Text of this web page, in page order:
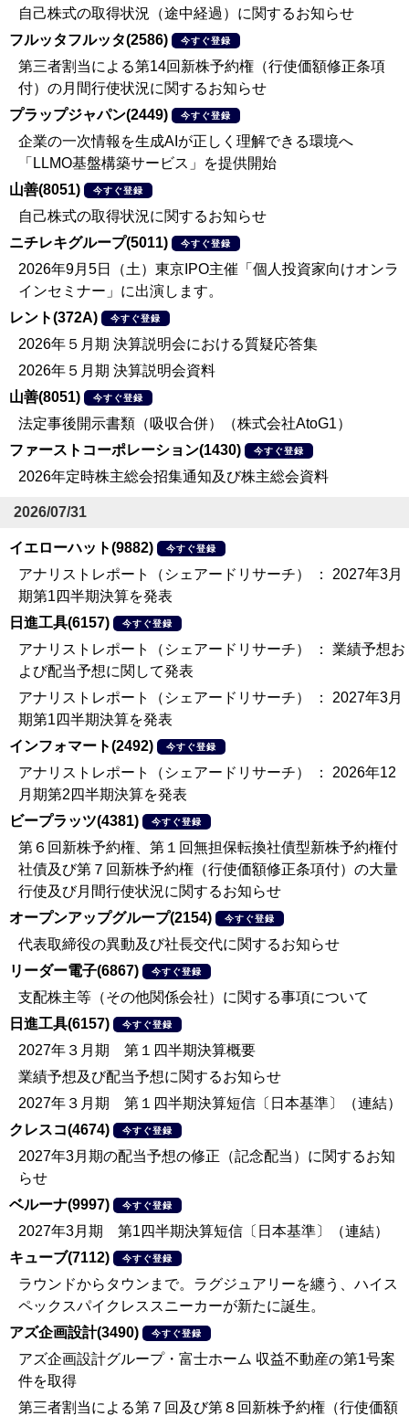
自己株式の取得状況（途中経過）に関するお知らせ
フルッタフルッタ(2586)
今すぐ登録
第三者割当による第14回新株予約権（行使価額修正条項
付）の月間行使状況に関するお知らせ
プラップジャパン(2449)
今すぐ登録
企業の一次情報を生成AIが正しく理解できる環境へ
「LLMO基盤構築サービス」を提供開始
山善(8051)
今すぐ登録
自己株式の取得状況に関するお知らせ
ニチレキグループ(5011)
今すぐ登録
2026年9月5日（土）東京IPO主催「個人投資家向けオンラ
インセミナー」に出演します。
レント(372A)
今すぐ登録
2026年５月期 決算説明会における質疑応答集
2026年５月期 決算説明会資料
山善(8051)
今すぐ登録
法定事後開示書類（吸収合併）（株式会社AtoG1）
ファーストコーポレーション(1430)
今すぐ登録
2026年定時株主総会招集通知及び株主総会資料
2026/07/31
イエローハット(9882) 今すぐ登録
アナリストレポート（シェアードリサーチ） ： 2027年3月
期第1四半期決算を発表
日進工具(6157)
今すぐ登録
アナリストレポート（シェアードリサーチ） ： 業績予想お
よび配当予想に関して発表
アナリストレポート（シェアードリサーチ） ： 2027年3月
期第1四半期決算を発表
インフォマート(2492)
今すぐ登録
アナリストレポート（シェアードリサーチ） ： 2026年12
月期第2四半期決算を発表
ビープラッツ(4381)
今すぐ登録
第６回新株予約権、第１回無担保転換社債型新株予約権付
社債及び第７回新株予約権（行使価額修正条項付）の大量
行使及び月間行使状況に関するお知らせ
オープンアップグループ(2154)
今すぐ登録
代表取締役の異動及び社長交代に関するお知らせ
リーダー電子(6867)
今すぐ登録
支配株主等（その他関係会社）に関する事項について
日進工具(6157)
今すぐ登録
2027年３月期 第１四半期決算概要
業績予想及び配当予想に関するお知らせ
2027年３月期 第１四半期決算短信〔日本基準〕（連結）
クレスコ(4674)
今すぐ登録
2027年3月期の配当予想の修正（記念配当）に関するお知
らせ
ベルーナ(9997)
今すぐ登録
2027年3月期 第1四半期決算短信〔日本基準〕（連結）
キューブ(7112)
今すぐ登録
ラウンドからタウンまで。ラグジュアリーを纏う、ハイス
ペックスパイクレススニーカーが新たに誕生。
アズ企画設計(3490)
今すぐ登録
アズ企画設計グループ・富士ホーム 収益不動産の第1号案
件を取得
第三者割当による第７回及び第８回新株予約権（行使価額